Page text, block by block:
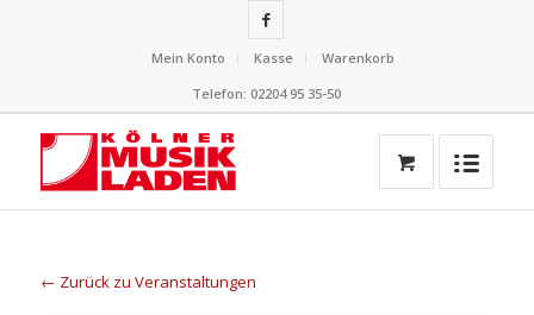
Mein Konto Kasse
Warenkorb
Telefon: 02204 95 35-50
← Zurück zu Veranstaltungen